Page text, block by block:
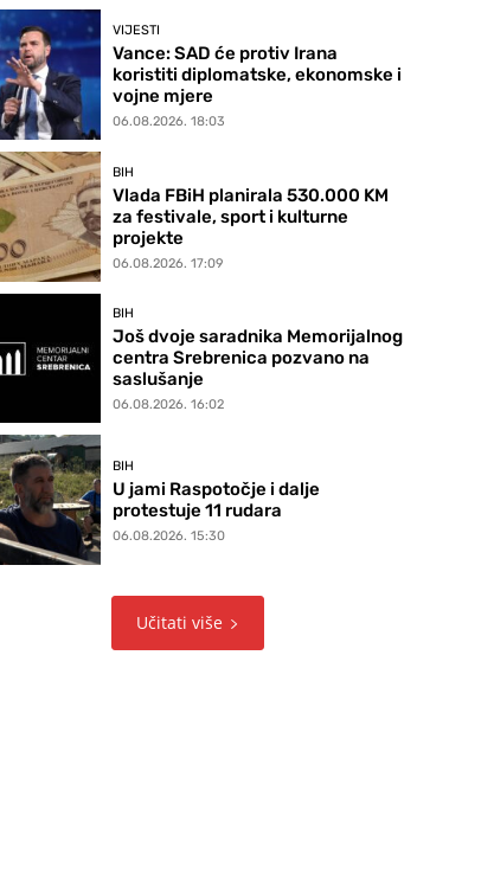
VIJESTI
Vance: SAD će protiv Irana
koristiti diplomatske, ekonomske i
vojne mjere
06.08.2026. 18:03
BIH
Vlada FBiH planirala 530.000 KM
za festivale, sport i kulturne
projekte
06.08.2026. 17:09
BIH
Još dvoje saradnika Memorijalnog
centra Srebrenica pozvano na
saslušanje
06.08.2026. 16:02
BIH
U jami Raspotočje i dalje
protestuje 11 rudara
06.08.2026. 15:30
Učitati više